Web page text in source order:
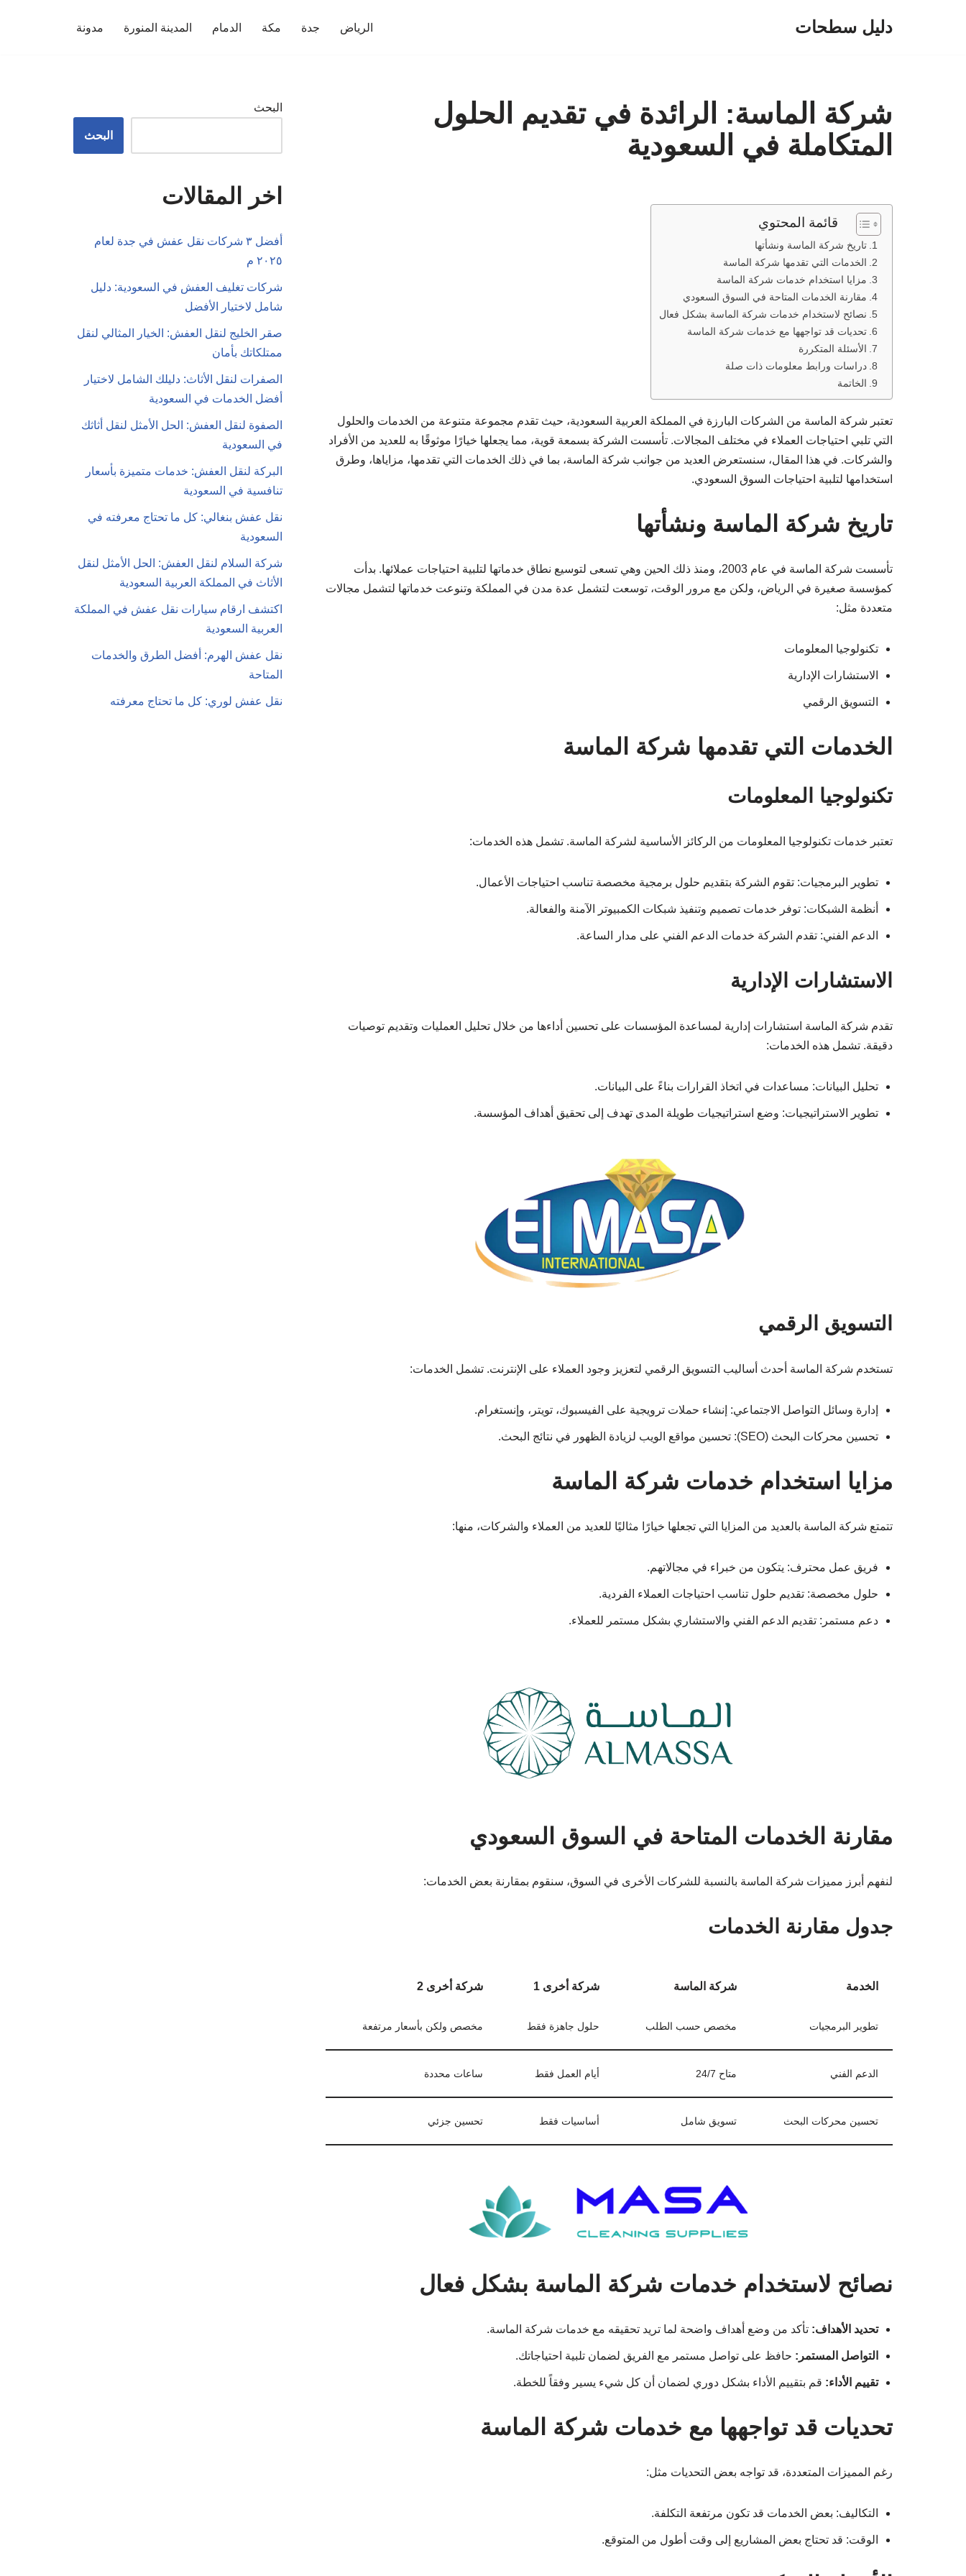
دليل سطحات الرياض جدة مكة الدمام المدينة المنورة مدونة
شركة الماسة: الرائدة في تقديم الحلول
المتكاملة في السعودية
قائمة المحتوي
تاريخ شركة الماسة ونشأتها
الخدمات التي تقدمها شركة الماسة
مزايا استخدام خدمات شركة الماسة
مقارنة الخدمات المتاحة في السوق السعودي
نصائح لاستخدام خدمات شركة الماسة بشكل فعال
تحديات قد تواجهها مع خدمات شركة الماسة
الأسئلة المتكررة
دراسات ورابط معلومات ذات صلة
الخاتمة
تعتبر شركة الماسة من الشركات البارزة في المملكة العربية السعودية، حيث تقدم مجموعة متنوعة من الخدمات والحلول
التي تلبي احتياجات العملاء في مختلف المجالات. تأسست الشركة بسمعة قوية، مما يجعلها خيارًا موثوقًا به للعديد من الأفراد
والشركات. في هذا المقال، سنستعرض العديد من جوانب شركة الماسة، بما في ذلك الخدمات التي تقدمها، مزاياها، وطرق
استخدامها لتلبية احتياجات السوق السعودي.
تاريخ شركة الماسة ونشأتها
تأسست شركة الماسة في عام 2003، ومنذ ذلك الحين وهي تسعى لتوسيع نطاق خدماتها لتلبية احتياجات عملائها. بدأت
كمؤسسة صغيرة في الرياض، ولكن مع مرور الوقت، توسعت لتشمل عدة مدن في المملكة وتنوعت خدماتها لتشمل مجالات
متعددة مثل:
تكنولوجيا المعلومات
الاستشارات الإدارية
التسويق الرقمي
الخدمات التي تقدمها شركة الماسة
تكنولوجيا المعلومات
تعتبر خدمات تكنولوجيا المعلومات من الركائز الأساسية لشركة الماسة. تشمل هذه الخدمات:
تطوير البرمجيات: تقوم الشركة بتقديم حلول برمجية مخصصة تناسب احتياجات الأعمال.
أنظمة الشبكات: توفر خدمات تصميم وتنفيذ شبكات الكمبيوتر الآمنة والفعالة.
الدعم الفني: تقدم الشركة خدمات الدعم الفني على مدار الساعة.
الاستشارات الإدارية
تقدم شركة الماسة استشارات إدارية لمساعدة المؤسسات على تحسين أداءها من خلال تحليل العمليات وتقديم توصيات
دقيقة. تشمل هذه الخدمات:
تحليل البيانات: مساعدات في اتخاذ القرارات بناءً على البيانات.
تطوير الاستراتيجيات: وضع استراتيجيات طويلة المدى تهدف إلى تحقيق أهداف المؤسسة.
التسويق الرقمي
تستخدم شركة الماسة أحدث أساليب التسويق الرقمي لتعزيز وجود العملاء على الإنترنت. تشمل الخدمات:
إدارة وسائل التواصل الاجتماعي: إنشاء حملات ترويجية على الفيسبوك، تويتر، وإنستغرام.
تحسين محركات البحث (SEO): تحسين مواقع الويب لزيادة الظهور في نتائج البحث.
مزايا استخدام خدمات شركة الماسة
تتمتع شركة الماسة بالعديد من المزايا التي تجعلها خيارًا مثاليًا للعديد من العملاء والشركات، منها:
فريق عمل محترف: يتكون من خبراء في مجالاتهم.
حلول مخصصة: تقديم حلول تناسب احتياجات العملاء الفردية.
دعم مستمر: تقديم الدعم الفني والاستشاري بشكل مستمر للعملاء.
مقارنة الخدمات المتاحة في السوق السعودي
لنفهم أبرز مميزات شركة الماسة بالنسبة للشركات الأخرى في السوق، سنقوم بمقارنة بعض الخدمات:
جدول مقارنة الخدمات
الخدمة شركة الماسة شركة أخرى 1 شركة أخرى 2
تطوير البرمجيات مخصص حسب الطلب حلول جاهزة فقط مخصص ولكن بأسعار مرتفعة
الدعم الفني متاح 24/7 أيام العمل فقط ساعات محددة
تحسين محركات البحث تسويق شامل أساسيات فقط تحسين جزئي
نصائح لاستخدام خدمات شركة الماسة بشكل فعال
تحديد الأهداف: تأكد من وضع أهداف واضحة لما تريد تحقيقه مع خدمات شركة الماسة.
التواصل المستمر: حافظ على تواصل مستمر مع الفريق لضمان تلبية احتياجاتك.
تقييم الأداء: قم بتقييم الأداء بشكل دوري لضمان أن كل شيء يسير وفقاً للخطة.
تحديات قد تواجهها مع خدمات شركة الماسة
رغم المميزات المتعددة، قد تواجه بعض التحديات مثل:
التكاليف: بعض الخدمات قد تكون مرتفعة التكلفة.
الوقت: قد تحتاج بعض المشاريع إلى وقت أطول من المتوقع.
البحث
البحث
اخر المقالات
أفضل ٣ شركات نقل عفش في جدة لعام
٢٠٢٥ م
شركات تغليف العفش في السعودية: دليل
شامل لاختيار الأفضل
صقر الخليج لنقل العفش: الخيار المثالي لنقل
ممتلكاتك بأمان
الصفرات لنقل الأثاث: دليلك الشامل لاختيار
أفضل الخدمات في السعودية
الصفوة لنقل العفش: الحل الأمثل لنقل أثاثك
في السعودية
البركة لنقل العفش: خدمات متميزة بأسعار
تنافسية في السعودية
نقل عفش بنغالي: كل ما تحتاج معرفته في
السعودية
شركة السلام لنقل العفش: الحل الأمثل لنقل
الأثاث في المملكة العربية السعودية
اكتشف ارقام سيارات نقل عفش في المملكة
العربية السعودية
نقل عفش الهرم: أفضل الطرق والخدمات
المتاحة
نقل عفش لوري: كل ما تحتاج معرفته